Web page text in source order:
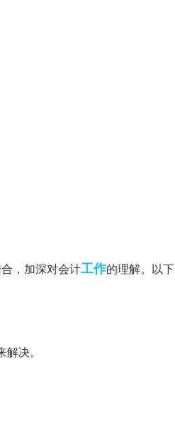
，加深对会计工作的理解。以下
决。